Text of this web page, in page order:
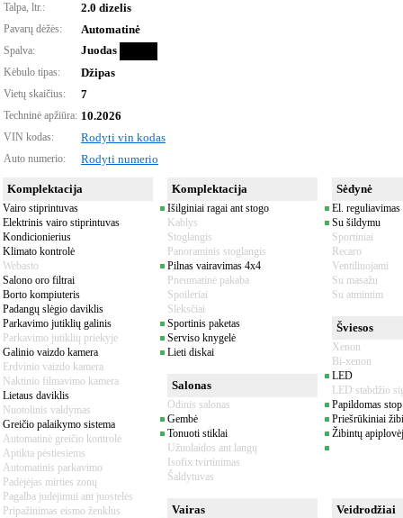
Talpa, ltr.: 2.0 dizelis
Pavarų dėžės: Automatinė
Spalva: Juodas
Kėbulo tipas: Džipas
Vietų skaičius: 7
Techninė apžiūra: 10.2026
VIN kodas: Rodyti vin kodas
Auto numerio: Rodyti numerio
Komplektacija
Vairo stiprintuvas
Elektrinis vairo stiprintuvas
Kondicionierius
Klimato kontrolė
Webasto
Salono oro filtrai
Borto kompiuteris
Padangų slėgio daviklis
Parkavimo jutiklių galinis
Parkavimo jutiklių priekyje
Galinio vaizdo kamera
Erdvinio vaizdo kamera
Naktinio filmavimo kamera
Lietaus daviklis
Nuotolinis valdymas
Greičio palaikymo sistema
Automatinė greičio kontrolė
Aptikta pėstiesiems
Automatinis parkavimo
Padėjėjas mirties zonų
Pagalba judėjimui ant juostelės
Pripažinimas eismo ženklus
Komplektacija
Išilginiai ragai ant stogo
Kablys
Stoglangis
Panoraminis stoglangis
Pilnas vairavimas 4x4
Pneumatinė pakaba
Spoileriai
Sleksčiai
Sportinis paketas
Serviso knygelė
Lieti diskai
Salonas
Odinis salonas
Gembė
Tonuoti stiklai
Užuolaidos ant langų
Isofix tvirtinimas
Šaldytuvas
Vairas
Sėdynė
El. reguliavimas
Su šildymu
Sportiniai
Recaro
Ventiliuojami
Su masažu
Su atmintim
Šviesos
Xenon
Bi-xenon
LED
LED stabdžio
Papildomas
Priešrūkiniai
Žibintų
Veidrodžiai